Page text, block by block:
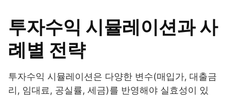
투자수익 시뮬레이션과 사
례별 전략
투자수익 시뮬레이션은 다양한 변수(매입가, 대출금
리, 임대료, 공실률, 세금)를 반영해야 실효성이 있